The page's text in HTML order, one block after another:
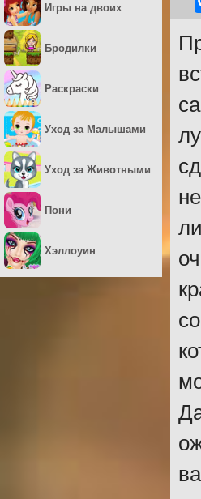
Игры на двоих
Бродилки
Раскраски
Уход за Малышами
Уход за Животными
Пони
Хэллоуин